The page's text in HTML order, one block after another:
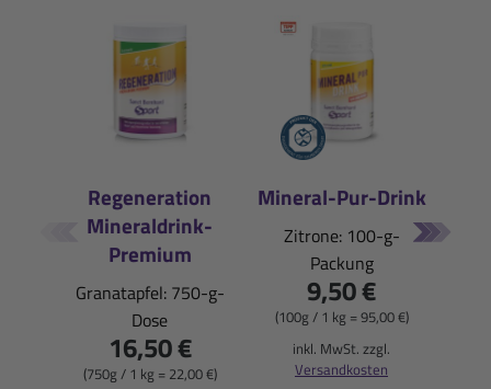
Regeneration
Mineraldrink-
Premium
Granatapfel: 750-g-
Dose
16,50 €
(750g / 1 kg = 22,00 €)
Mineral-Pur-Drink
Zitrone: 100-g-
Packung
9,50 €
(100g / 1 kg = 95,00 €)
inkl. MwSt. zzgl.
Versandkosten